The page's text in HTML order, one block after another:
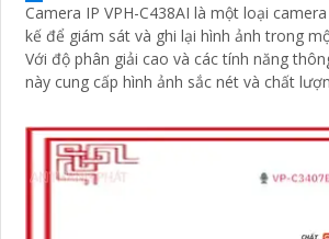
Camera IP VPH-C438AI là một loại
kế để giám sát và ghi lại hình ảnh trong
Với độ phân giải cao và các tính năng
này cung cấp hình ảnh sắc nét và chất